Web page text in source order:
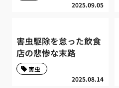
2025.09.05
害虫駆除を怠った飲食
店の悲惨な末路
2025.08.14
害虫